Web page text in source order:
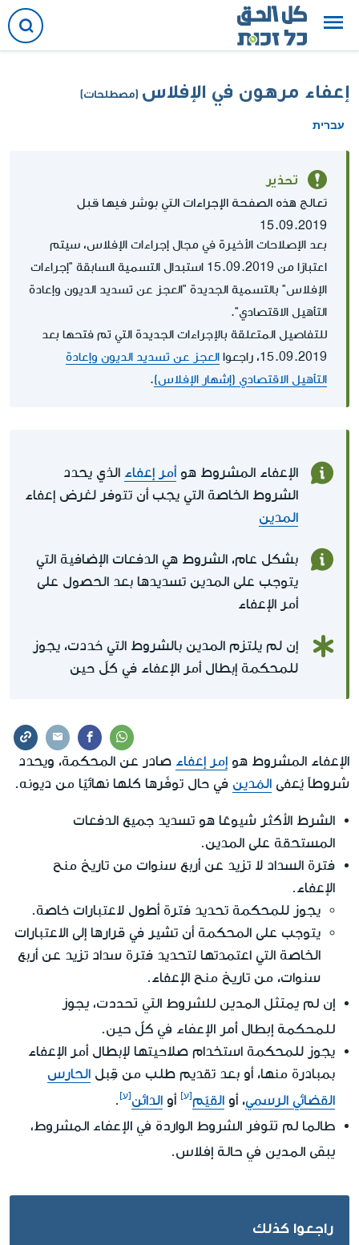
إعفاء مرهون في الإفلاس (مصطلحات)
עברית
تحذير
تعالج هذه الصفحة الإجراءات التي بوشر فيها قبل
15.09.2019
بعد الإصلاحات الأخيرة في مجال إجراءات الإفلاس، سيتم
اعتبارًا من 15.09.2019 استبدال التسمية السابقة "إجراءات
الإفلاس" بالتسمية الجديدة "العجز عن تسديد الديون وإعادة
التأهيل الاقتصادي".
للتفاصيل المتعلقة بالإجراءات الجديدة التي تم فتحها بعد
15.09.2019، راجعوا
العجز عن تسديد الديون وإعادة
التأهيل الاقتصادي (إشهار الإفلاس).
الإعفاء المشروط هوأمر إعفاء الذي يحدد
الشروط الخاصة التي يجب أن تتوفر لغرض إعفاء
المدين
بشكل عام، الشروط هي الدفعات الإضافية التي
يتوجب على المدين تسديدها بعد الحصول على
أمر الإعفاء
إن لم يلتزم المدين بالشروط التي حُددت، يجوز
للمحكمة إبطال أمر الإعفاء في كلّ حين
الإعفاء المشروط هو إمر إعفاء صادر عن المحكمة، ويحدد
شروطاً يُعفى المُدين في حال توفّرها كلها نهائيًا من ديونه.
الشرط الأكثر شيوعًا هو تسديد جميع الدفعات
المستحقة على المدين.
فترة السداد لا تزيد عن أربع سنوات من تاريخ منح
الإعفاء.
يجوز للمحكمة تحديد فترة أطول لاعتبارات خاصة.
يتوجب على المحكمة أن تشير في قرارها إلى الاعتبارات
الخاصة التي اعتمدتها لتحديد فترة سداد تزيد عن أربع
سنوات، من تاريخ منح الإعفاء.
إن لم يمتثل المدين للشروط التي تحددت، يجوز
للمحكمة إبطال أمر الإعفاء في كلّ حين .
يجوز للمحكمة استخدام صلاحيتها لإبطال أمر الإعفاء
بمبادرة منها، أو بعد تقديم طلب من قِبل الحارس
القضائي الرسمي، أو القيّم أو الدائن .
طالما لم تتوفر الشروط الواردة في الإعفاء المشروط،
يبقى المدين في حالة إفلاس
.
راجعوا كذلك